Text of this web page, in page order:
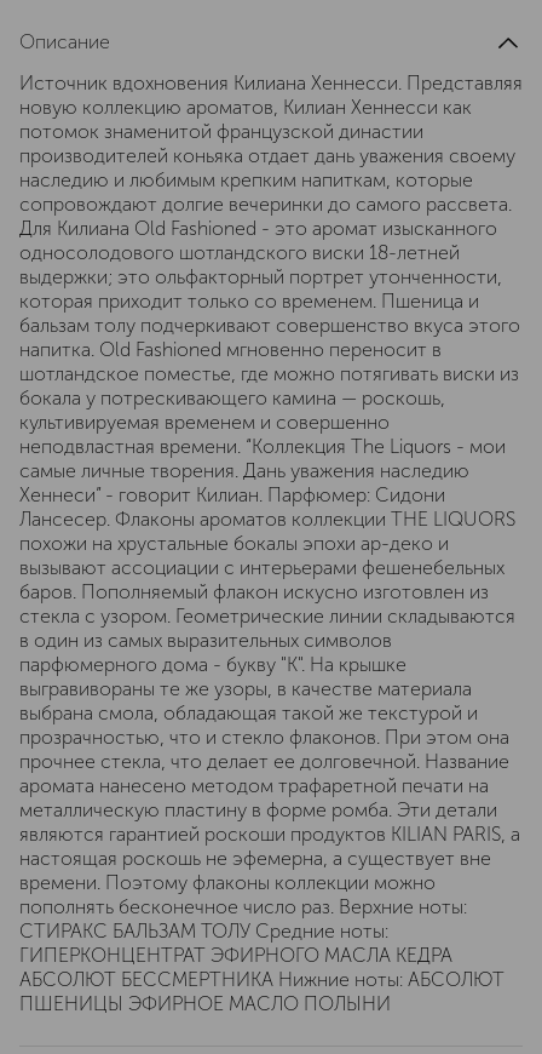
Описание
Источник вдохновения Килиана Хеннесси. Представляя
новую коллекцию ароматов, Килиан Хеннесси как
потомок знаменитой французской династии
производителей коньяка отдает дань уважения своему
наследию и любимым крепким напиткам, которые
сопровождают долгие вечеринки до самого рассвета.
Для Килиана Old Fashioned - это аромат изысканного
односолодового шотландского виски 18-летней
выдержки; это ольфакторный портрет утонченности,
которая приходит только со временем. Пшеница и
бальзам толу подчеркивают совершенство вкуса этого
напитка. Old Fashioned мгновенно переносит в
шотландское поместье, где можно потягивать виски из
бокала у потрескивающего камина — роскошь,
культивируемая временем и совершенно
неподвластная времени. “Коллекция The Liquors - мои
самые личные творения. Дань уважения наследию
Хеннеси” - говорит Килиан. Парфюмер: Сидони
Лансесер. Флаконы ароматов коллекции THE LIQUORS
похожи на хрустальные бокалы эпохи ар-деко и
вызывают ассоциации с интерьерами фешенебельных
баров. Пополняемый флакон искусно изготовлен из
стекла с узором. Геометрические линии складываются
в один из самых выразительных символов
парфюмерного дома - букву "К". На крышке
выгравивораны те же узоры, в качестве материала
выбрана смола, обладающая такой же текстурой и
прозрачностью, что и стекло флаконов. При этом она
прочнее стекла, что делает ее долговечной. Название
аромата нанесено методом трафаретной печати на
металлическую пластину в форме ромба. Эти детали
являются гарантией роскоши продуктов KILIAN PARIS, а
настоящая роскошь не эфемерна, а существует вне
времени. Поэтому флаконы коллекции можно
пополнять бесконечное число раз. Верхние ноты:
СТИРАКС БАЛЬЗАМ ТОЛУ Средние ноты:
ГИПЕРКОНЦЕНТРАТ ЭФИРНОГО МАСЛА КЕДРА
АБСОЛЮТ БЕССМЕРТНИКА Нижние ноты: АБСОЛЮТ
ПШЕНИЦЫ ЭФИРНОЕ МАСЛО ПОЛЫНИ